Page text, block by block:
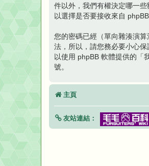
件以外，我們有權決定哪一
以選擇是否要接收來自
您的密碼已經（單向雜湊演
法，所以，請您務必要小心
以使用 phpBB 軟體提供的「
號。
主頁
友站連結：